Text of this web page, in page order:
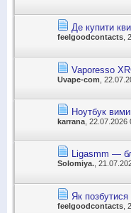
Де купити
feelgoodcontacts ,
Vaporesso
Uvape-com ,
Ноутбук
karrana , 22.07.2026
Ligasmm —
Solomiya.,
Як позбутися
feelgoodcontacts ,